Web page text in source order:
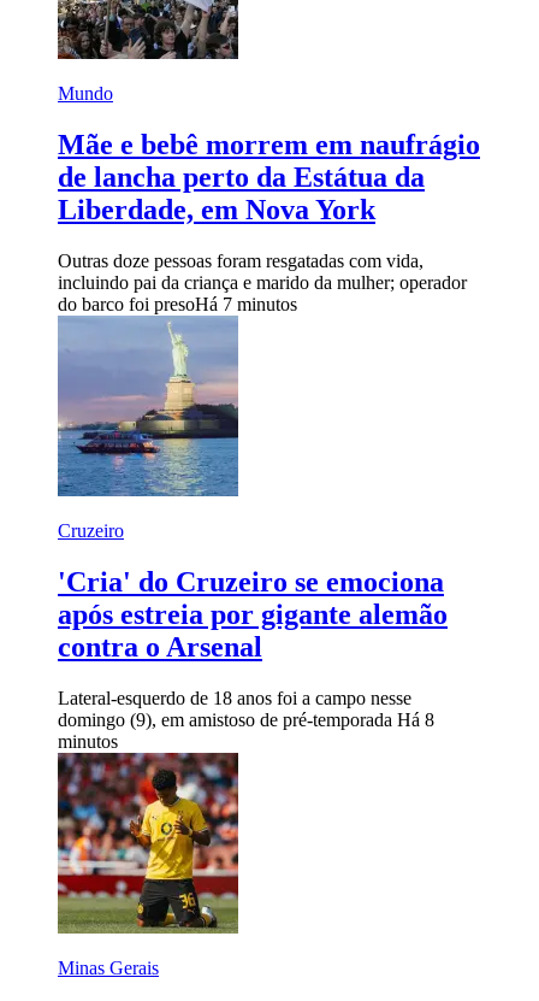
Mundo
Mãe e bebê morrem em naufrágio
de lancha perto da Estátua da
Liberdade, em Nova York
Outras doze pessoas foram resgatadas com vida,
incluindo pai da criança e marido da mulher; operador
do barco foi presoHá 7 minutos
Cruzeiro
'Cria' do Cruzeiro se emociona
após estreia por gigante alemão
contra o Arsenal
Lateral-esquerdo de 18 anos foi a campo nesse
domingo (9), em amistoso de pré-temporada Há 8
minutos
Minas Gerais